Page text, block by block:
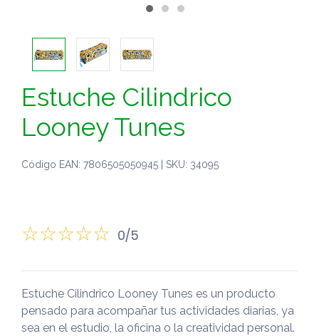
Estuche Cilindrico
Looney Tunes
Código EAN: 7806505050945 | SKU: 34095
0/5
Estuche Cilindrico Looney Tunes es un producto
pensado para acompañar tus actividades diarias, ya
sea en el estudio, la oficina o la creatividad personal.